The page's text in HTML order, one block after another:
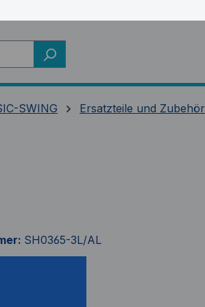
SWING Ersatzteile und Zubehör
SH0365-3L/AL